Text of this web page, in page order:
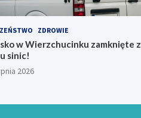
ZDROWIE
w Wierzchucinku zamknięte z
sinic!
2026